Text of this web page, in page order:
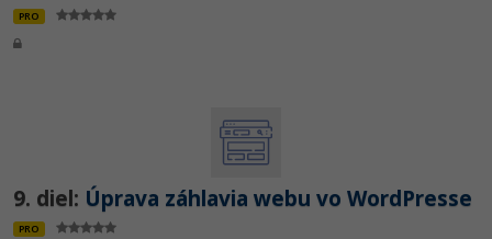
PRO
9. diel: Úprava záhlavia webu vo WordPresse
PRO